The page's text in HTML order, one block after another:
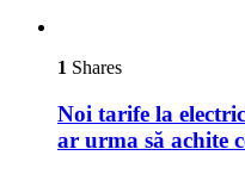
1 Shares
Noi tarife la
ar urma să achite